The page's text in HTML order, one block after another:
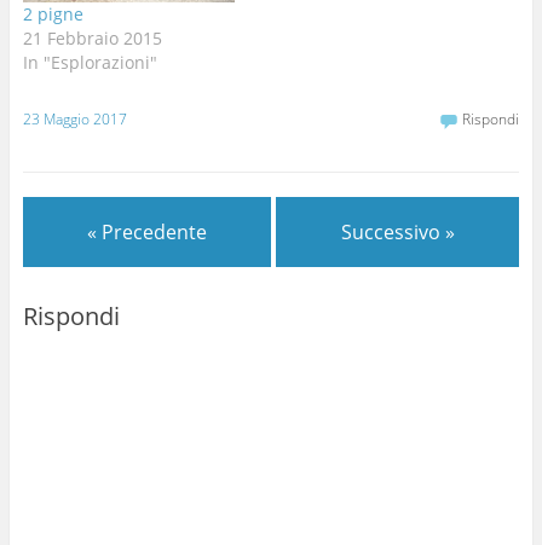
2 pigne
21 Febbraio 2015
In "Esplorazioni"
23 Maggio 2017 Rispondi
« Precedente Successivo »
Rispondi